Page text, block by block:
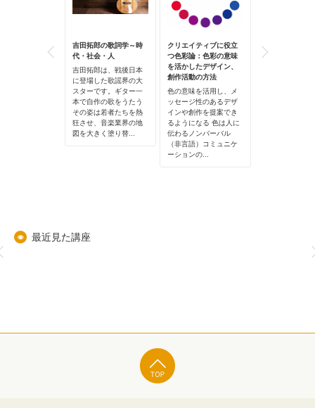
吉田拓郎の歌詞学～時
代・社会・人
吉田拓郎は、戦後日本
に登場した歌謡界の大
スターです。ギター一
本で自作の歌をうたう
その姿は若者たちを熱
狂させ、音楽業界の地
図を大きく塗り替...
クリエイティブに役立
つ色彩論：色彩の意味
を活かしたデザイン、
創作活動の方法
色の意味を活用し、メ
ッセージ性のあるデザ
インや創作を提案でき
るようになる 色は人に
伝わるノンバーバル
（非言語）コミュニケ
ーションの...
初めての挑戦！
Premiere（PC
最近見た講座